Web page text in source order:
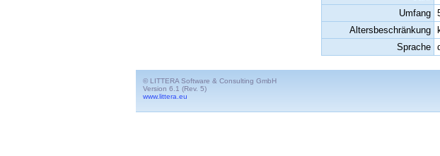
Umfang
Altersbeschränkung
Sprache
© LITTERA Software & Consulting GmbH
Version 6.1 (Rev. 5)
www.littera.eu